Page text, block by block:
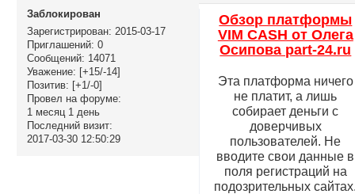
Заблокирован
Зарегистрирован: 2015-03-17
Приглашений: 0
Сообщений: 14071
Уважение: [+15/-14]
Позитив: [+1/-0]
Провел на форуме:
1 месяц 1 день
Последний визит:
2017-03-30 12:50:29
Обзор платформы
VIM CASH от Олега
Осипова part-24.ru
Эта платформа ничего
не платит, а лишь
собирает деньги с
доверчивых
пользователей. Не
вводите свои данные в
поля регистраций на
подозрительных